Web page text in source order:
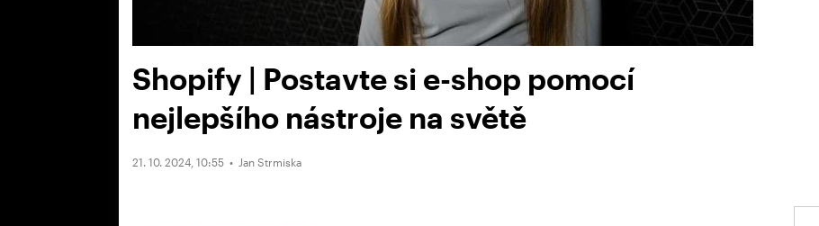
Shopify | Postavte si e-shop pomocí
nejlepšího nástroje na světě
21. 10. 2024, 10:55 • Jan Strmiska